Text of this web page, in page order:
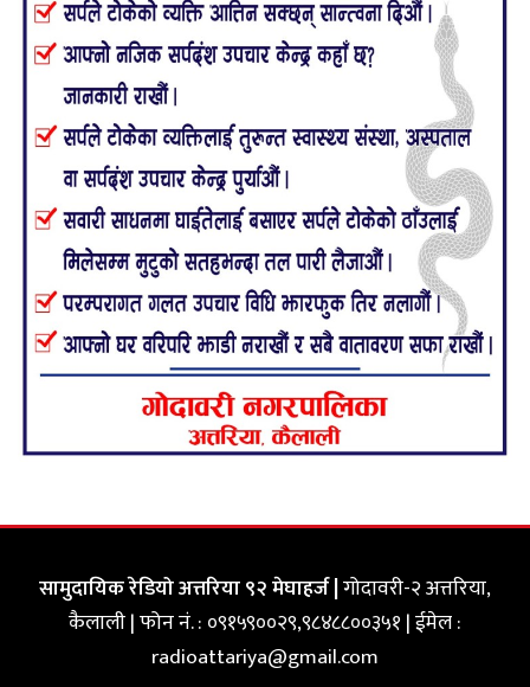
सामुदायिक रेडियो अत्तरिया ९२ मेघाहर्ज |गोदावरी-२ अत्तरिया,
कैलाली | फोन नं. : ०९१५९००२९,९८४८८००३५१ | ईमेल :
radioattariya@gmail.com